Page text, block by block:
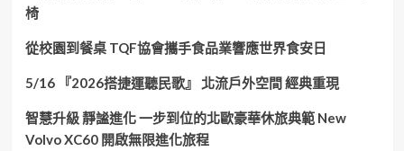
椅
從校園到餐桌 TQF協會攜手食品業響應世界食安日
5/16 『2026搭捷運聽民歌』 北流戶外空間 經典重現
智慧升級 靜謐進化 一步到位的北歐豪華休旅典範 New
Volvo XC60 開啟無限進化旅程